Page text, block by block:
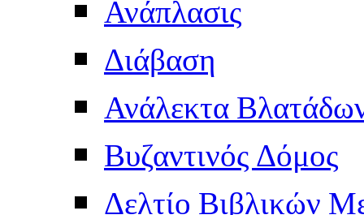
Ανάπλασις
Διάβαση
Ανάλεκτα
Βυζαντινός Δόμος
Δελτίο Βιβλικών